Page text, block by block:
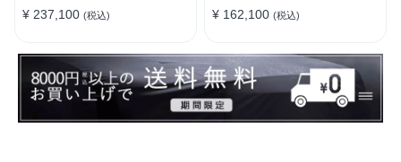
¥ 237,100 (税込) ¥ 162,100 (税込)